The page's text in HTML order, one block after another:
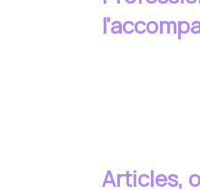
Articles,